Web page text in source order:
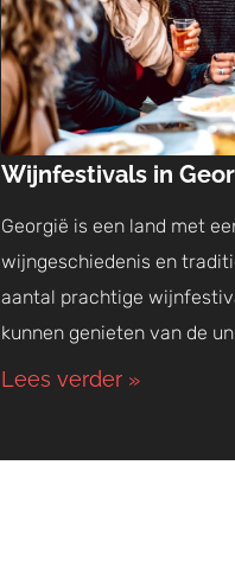
Wijnfestivals in
Georgië is een land met
wijngeschiedenis en
aantal prachtige
kunnen genieten van de
Lees verder »